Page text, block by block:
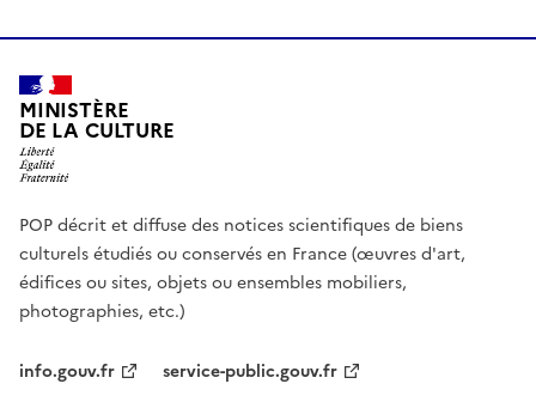
MINISTÈRE
DE LA CULTURE
POP décrit et diffuse des notices scientifiques de biens
culturels étudiés ou conservés en France (œuvres d'art,
édifices ou sites, objets ou ensembles mobiliers,
photographies, etc.)
info.gouv.fr service-public.gouv.fr